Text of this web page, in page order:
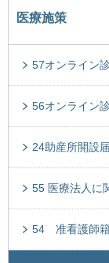
医療施策
57オンライン
56オンライン
24助産所開設
55 医療法人に
54 准看護師